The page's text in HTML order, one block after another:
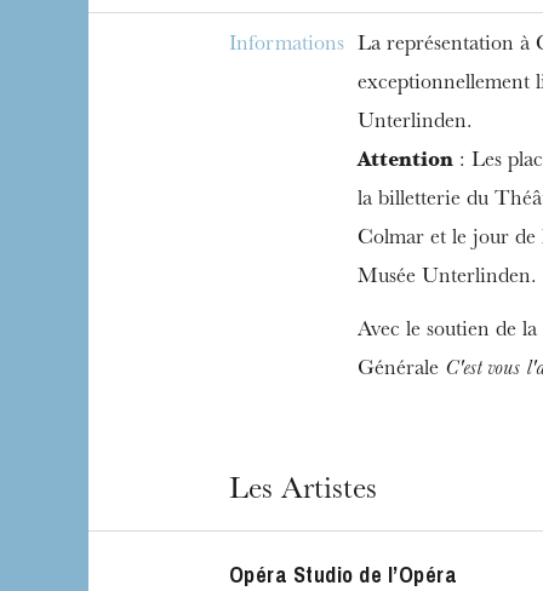
Informations
La représentation à
exceptionnellement
Unterlinden.
Attention: Les
la billetterie du
Colmar et le jour de
Musée Unterlinden.
Avec le soutien de
Générale C'est vous
Les Artistes
Opéra Studio de l’Opéra